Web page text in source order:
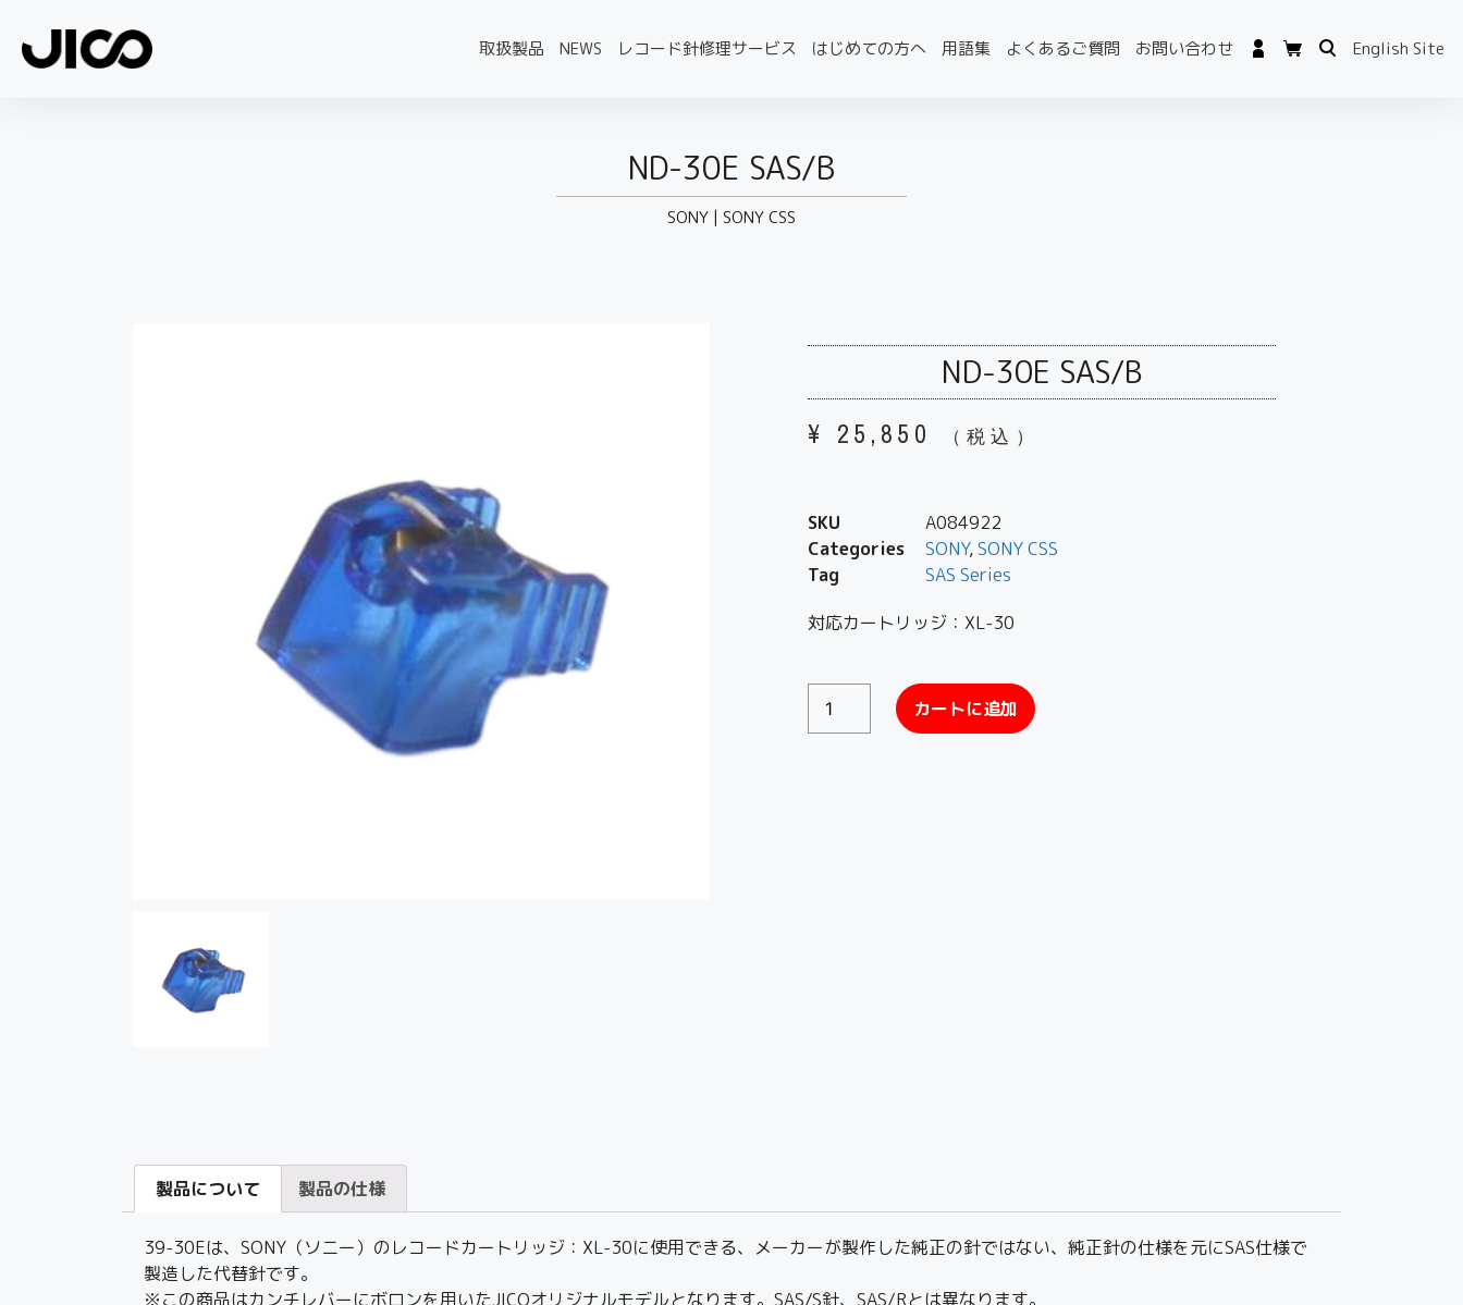
取扱製品 NEWS レコード針修理サービス はじめての方へ 用語集 よくあるご質問 お問い合わせ English Site
ND-30E SAS/B
SONY | SONY CSS
ND-30E SAS/B
¥ 25,850 （税込）
SKU
A084922
Categories
SONY,SONY CSS
Tag
SAS Series
対応カートリッジ：XL-30
カートに追加
製品について 製品の仕様
39-30Eは、SONY（ソニー）のレコードカートリッジ：XL-30に使用できる、メーカーが製作した純正の針ではない、純正針の仕様を元にSAS仕様で
製造した代替針です。
※この商品はカンチレバーにボロンを用いたJICOオリジナルモデルとなります。SAS/S針、SAS/Rとは異なります。